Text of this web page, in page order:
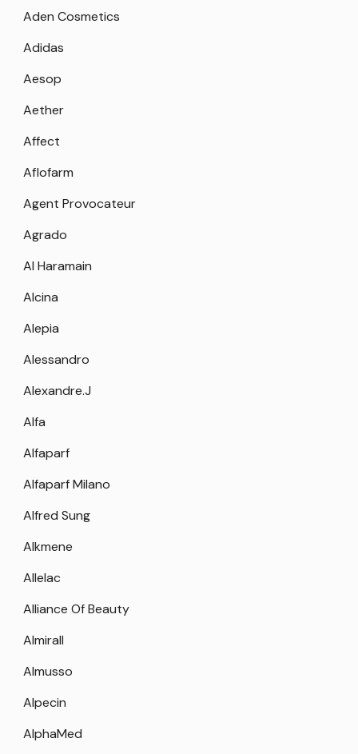
Aden Cosmetics
Adidas
Aesop
Aether
Affect
Aflofarm
Agent Provocateur
Agrado
Al Haramain
Alcina
Alepia
Alessandro
Alexandre.J
Alfa
Alfaparf
Alfaparf Milano
Alfred Sung
Alkmene
Allelac
Alliance Of Beauty
Almirall
Almusso
Alpecin
AlphaMed